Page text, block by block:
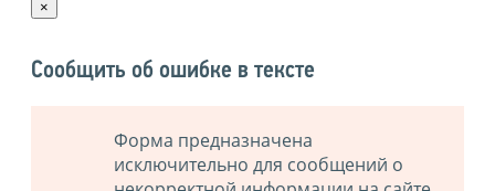
×
Сообщить об ошибке в тексте
Форма предназначена
исключительно для сообщений о